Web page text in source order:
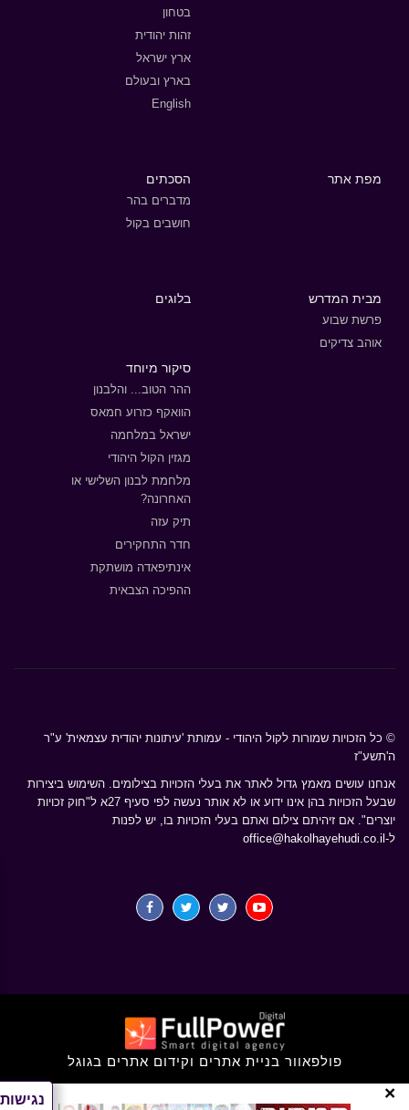
נגישות ×
בטחון
זהות יהודית
ארץ ישראל
בארץ ובעולם
English
מפת אתר הסכתים
מדברים בהר
חושבים בקול
מבית המדרש
פרשת שבוע
אוהב צדיקים
בלוגים
סיקור מיוחד
ההר הטוב... והלבנון
הוואקף כזרוע חמאס
ישראל במלחמה
מגזין הקול היהודי
מלחמת לבנון השלישי או
האחרונה?
תיק עזה
חדר התחקירים
אינתיפאדה מושתקת
ההפיכה הצבאית
© כל הזכויות שמורות לקול היהודי - עמותת 'עיתונות יהודית עצמאית' ע"ר
ה'תשע"ז
אנחנו עושים מאמץ גדול לאתר את בעלי הזכויות בצילומים. השימוש ביצירות
שבעל הזכויות בהן אינו ידוע או לא אותר נעשה לפי סעיף 27א ל"חוק זכויות
יוצרים". אם זיהיתם צילום ואתם בעלי הזכויות בו, יש לפנות
ל- office@hakolhayehudi.co.il
פולפאוור בניית אתרים וקידום אתרים בגוגל